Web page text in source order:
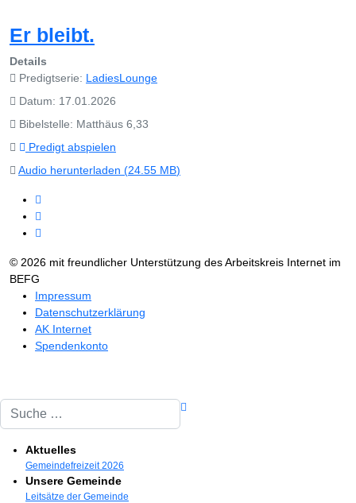
Er bleibt.
Details
Predigtserie: LadiesLounge
Datum: 17.01.2026
Bibelstelle: Matthäus 6,33
Predigt abspielen
Audio herunterladen (24.55 MB)
© 2026 mit freundlicher Unterstützung des Arbeitskreis Internet im
BEFG
Impressum
Datenschutzerklärung
AK Internet
Spendenkonto
Suchen
Aktuelles
Gemeindefreizeit 2026
Unsere Gemeinde
Leitsätze der Gemeinde